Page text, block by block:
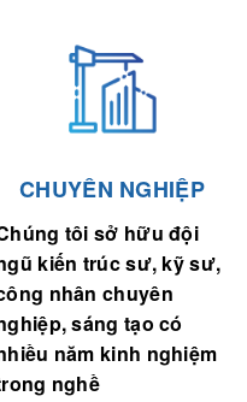
Chúng tôi sở hữu đội
kiến trúc sư, kỹ sư,
nhân chuyên
sáng tạo có
năm kinh nghiệm
nghề